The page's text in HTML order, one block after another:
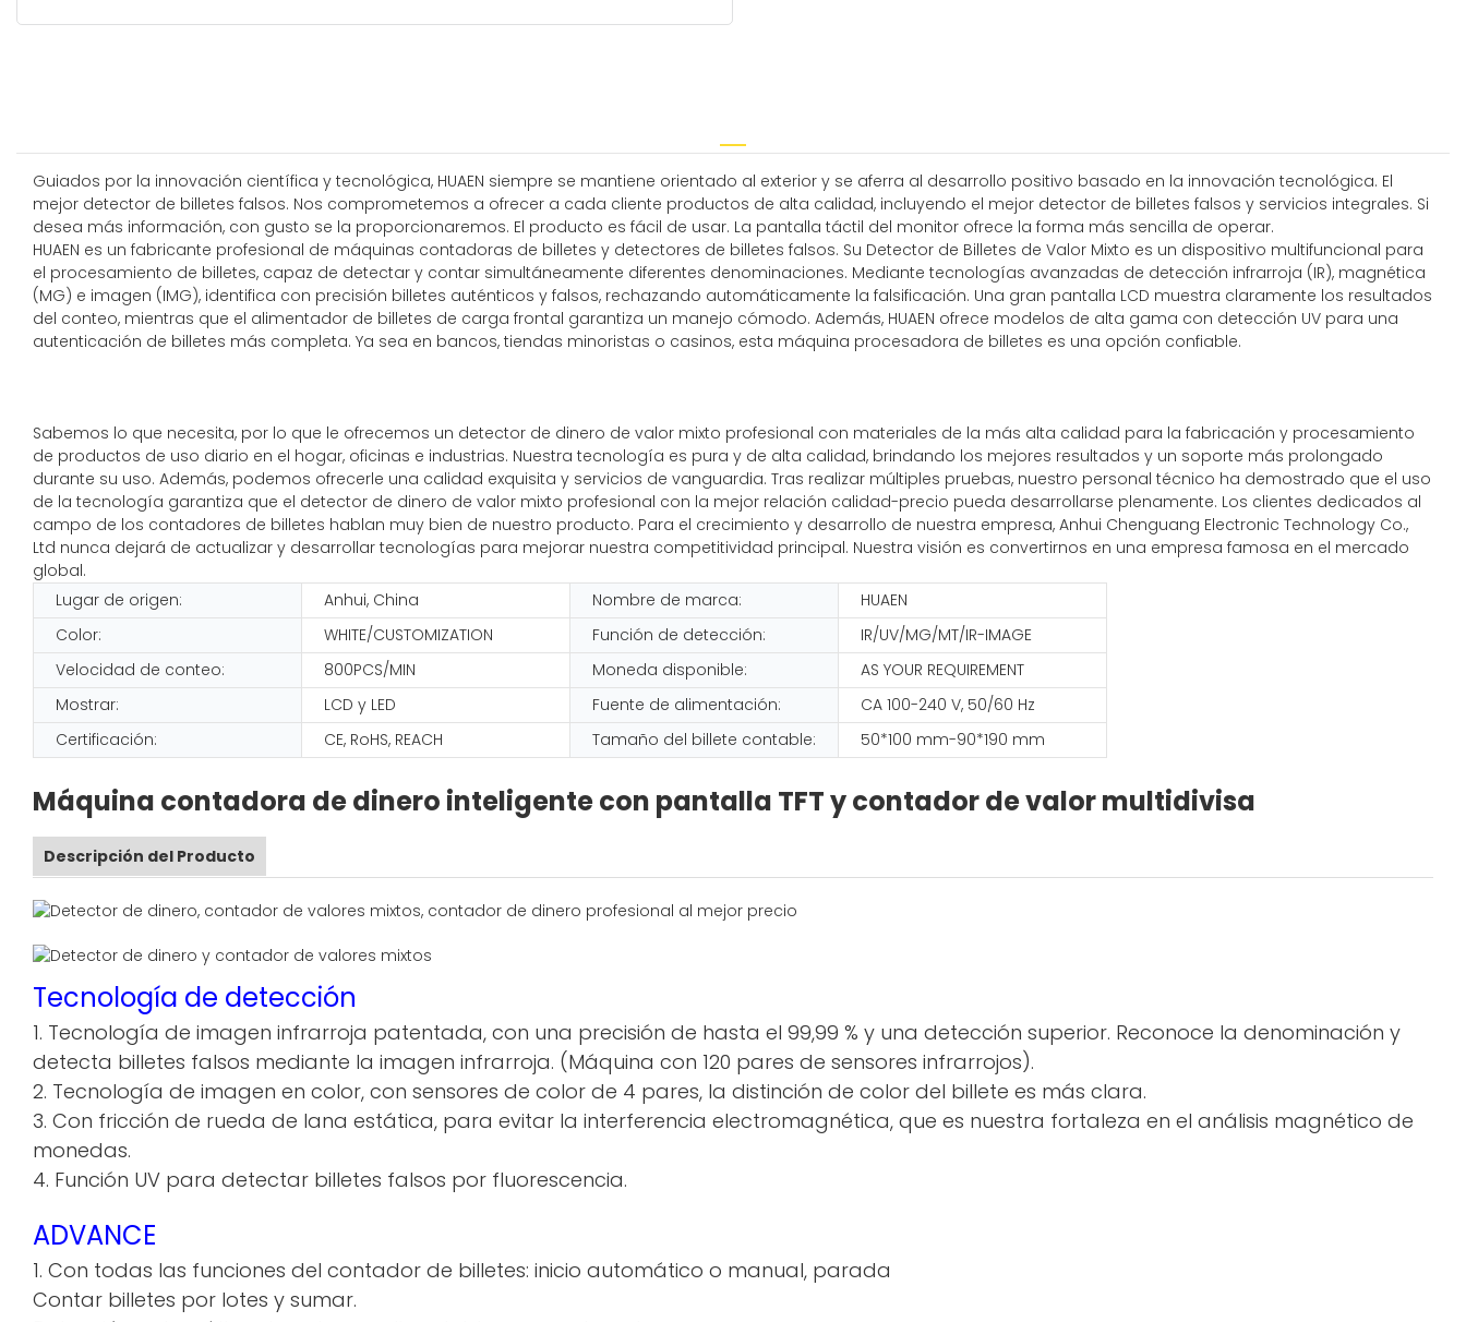
Guiados por la innovación científica y tecnológica, HUAEN siempre se mantiene orientado al exterior y se aferra al desarrollo positivo basado en la innovación tecnológica. El
mejor detector de billetes falsos. Nos comprometemos a ofrecer a cada cliente productos de alta calidad, incluyendo el mejor detector de billetes falsos y servicios integrales. Si
desea más información, con gusto se la proporcionaremos. El producto es fácil de usar. La pantalla táctil del monitor ofrece la forma más sencilla de operar.
HUAEN es un fabricante profesional de máquinas contadoras de billetes y detectores de billetes falsos. Su Detector de Billetes de Valor Mixto es un dispositivo multifuncional para
el procesamiento de billetes, capaz de detectar y contar simultáneamente diferentes denominaciones. Mediante tecnologías avanzadas de detección infrarroja (IR), magnética
(MG) e imagen (IMG), identifica con precisión billetes auténticos y falsos, rechazando automáticamente la falsificación. Una gran pantalla LCD muestra claramente los resultados
del conteo, mientras que el alimentador de billetes de carga frontal garantiza un manejo cómodo. Además, HUAEN ofrece modelos de alta gama con detección UV para una
autenticación de billetes más completa. Ya sea en bancos, tiendas minoristas o casinos, esta máquina procesadora de billetes es una opción confiable.
Sabemos lo que necesita, por lo que le ofrecemos un detector de dinero de valor mixto profesional con materiales de la más alta calidad para la fabricación y procesamiento
de productos de uso diario en el hogar, oficinas e industrias. Nuestra tecnología es pura y de alta calidad, brindando los mejores resultados y un soporte más prolongado
durante su uso. Además, podemos ofrecerle una calidad exquisita y servicios de vanguardia. Tras realizar múltiples pruebas, nuestro personal técnico ha demostrado que el uso
de la tecnología garantiza que el detector de dinero de valor mixto profesional con la mejor relación calidad-precio pueda desarrollarse plenamente. Los clientes dedicados al
campo de los contadores de billetes hablan muy bien de nuestro producto. Para el crecimiento y desarrollo de nuestra empresa, Anhui Chenguang Electronic Technology Co.,
Ltd nunca dejará de actualizar y desarrollar tecnologías para mejorar nuestra competitividad principal. Nuestra visión es convertirnos en una empresa famosa en el mercado
global.
Lugar de origen:
Anhui, China Nombre de marca:
HUAEN
Color:
WHITE/CUSTOMIZATION Función de detección:
IR/UV/MG/MT/IR-IMAGE
Velocidad de conteo:
800PCS/MIN Moneda disponible:
AS YOUR REQUIREMENT
Mostrar:
LCD y LED Fuente de alimentación:
CA 100-240 V, 50/60 Hz
Certificación:
CE, RoHS, REACH Tamaño del billete contable: 50*100 mm-90*190 mm
Máquina contadora de dinero inteligente con pantalla TFT y contador de valor multidivisa
Descripción del Producto
Tecnología de detección
1. Tecnología de imagen infrarroja patentada, con una precisión de hasta el 99,99 % y una detección superior. Reconoce la denominación y
detecta billetes falsos mediante la imagen infrarroja. (Máquina con 120 pares de sensores infrarrojos).
2. Tecnología de imagen en color, con sensores de color de 4 pares, la distinción de color del billete es más clara.
3. Con fricción de rueda de lana estática, para evitar la interferencia electromagnética, que es nuestra fortaleza en el análisis magnético de
monedas.
4. Función UV para detectar billetes falsos por fluorescencia.
ADVANCE
1. Con todas las funciones del contador de billetes: inicio automático o manual, parada
Contar billetes por lotes y sumar.